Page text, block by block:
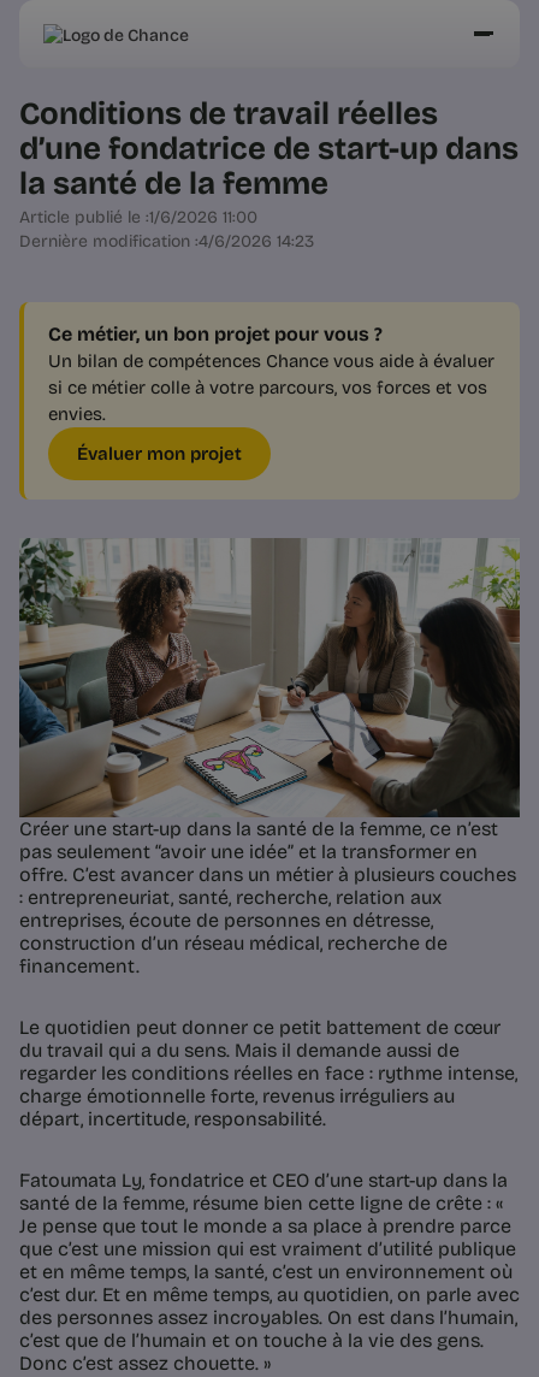
Conditions de travail réelles
d’une fondatrice de start-up dans
la santé de la femme
Article publié le :1/6/2026 11:00
Dernière modification :4/6/2026 14:23
Ce métier, un bon projet pour vous ?
Un bilan de compétences Chance vous aide à évaluer
si ce métier colle à votre parcours, vos forces et vos
envies.
Évaluer mon projet
Créer une start-up dans la santé de la femme, ce n’est
pas seulement “avoir une idée” et la transformer en
offre. C’est avancer dans un métier à plusieurs couches
: entrepreneuriat, santé, recherche, relation aux
entreprises, écoute de personnes en détresse,
construction d’un réseau médical, recherche de
financement.
Le quotidien peut donner ce petit battement de cœur
du travail qui a du sens. Mais il demande aussi de
regarder les conditions réelles en face : rythme intense,
charge émotionnelle forte, revenus irréguliers au
départ, incertitude, responsabilité.
Fatoumata Ly, fondatrice et CEO d’une start-up dans la
santé de la femme, résume bien cette ligne de crête : «
Je pense que tout le monde a sa place à prendre parce
que c’est une mission qui est vraiment d’utilité publique
et en même temps, la santé, c’est un environnement où
c’est dur. Et en même temps, au quotidien, on parle avec
des personnes assez incroyables. On est dans l’humain,
c’est que de l’humain et on touche à la vie des gens.
Donc c’est assez chouette. »